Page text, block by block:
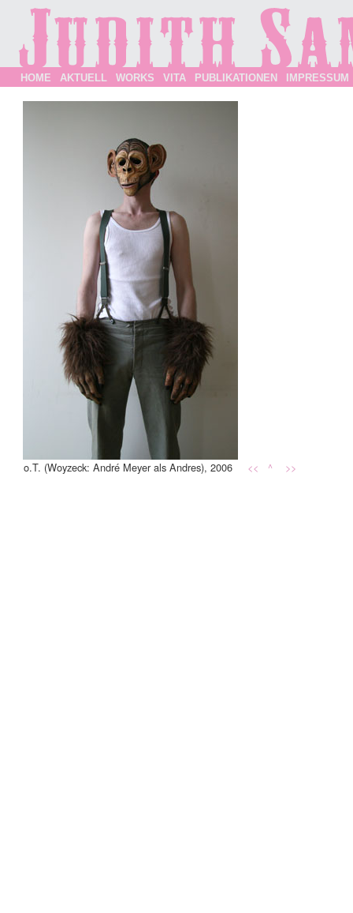
HOME AKTUELL WORKS VITA PUBLIKATIONEN IMPRESSUM
o.T. (Woyzeck: André Meyer als Andres), 2006 << ^ >>